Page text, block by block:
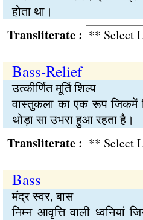
होता था।
:
Bass-Relief
उत्कीर्णित मूर्ति शिल्प
वास्तुकला का एक रूप जिकमें
थोड़ा सा उभरा हुआ रहता है।
:
Bass
मंद्र स्वर, बास
निम्न आवृत्ति वाली ध्वनियां